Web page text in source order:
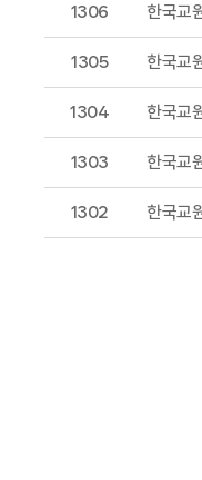
1306
1305 한국교
1304 한국교
1303 한국교
1302 한국교